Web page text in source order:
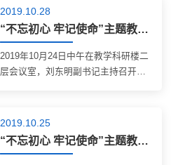
学，参观北京大学校史馆和“弘扬红楼
传统 争做教育标杆——北京大学‘不忘
初心...
2019.10.28
“不忘初心 牢记使命”主题教育学生思政教育工作专题调研会
2019年10月24日中午在教学科研楼二
层会议室，刘东明副书记主持召开北
调研会。沈宁副院长、教育处处长韩
江莉、大外科教学主任原春辉、教育
处党支...
2019.10.25
“不忘初心 牢记使命”主题教育集中学习